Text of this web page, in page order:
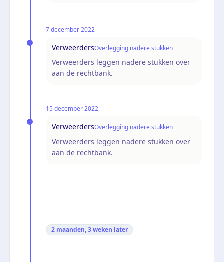
7 december 2022
VerweerdersOverlegging nadere stukken
Verweerders leggen nadere stukken over
aan de rechtbank.
15 december 2022
VerweerdersOverlegging nadere stukken
Verweerders leggen nadere stukken over
aan de rechtbank.
2 maanden, 3 weken later